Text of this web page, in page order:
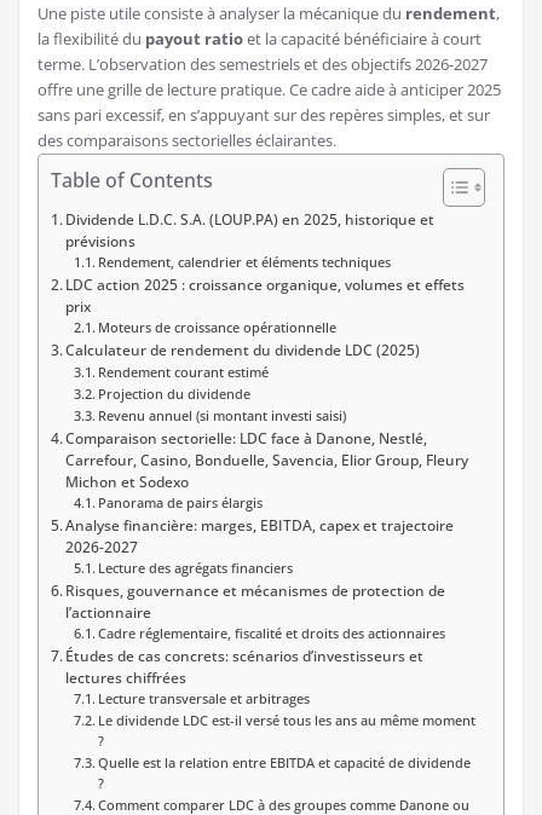
Une piste utile consiste à analyser la mécanique du rendement,
la flexibilité du payout ratioet la capacité bénéficiaire à court
terme. L’observation des semestriels et des objectifs 2026-2027
offre une grille de lecture pratique. Ce cadre aide à anticiper 2025
sans pari excessif, en s’appuyant sur des repères simples, et sur
des comparaisons sectorielles éclairantes.
Table of Contents
Dividende L.D.C. S.A. (LOUP.PA) en 2025, historique et
prévisions
Rendement, calendrier et éléments techniques
LDC action 2025 : croissance organique, volumes et effets
prix
Moteurs de croissance opérationnelle
Calculateur de rendement du dividende LDC (2025)
Rendement courant estimé
Projection du dividende
Revenu annuel (si montant investi saisi)
Comparaison sectorielle: LDC face à Danone, Nestlé,
Carrefour, Casino, Bonduelle, Savencia, Elior Group, Fleury
Michon et Sodexo
Panorama de pairs élargis
Analyse financière: marges, EBITDA, capex et trajectoire
2026-2027
Lecture des agrégats financiers
Risques, gouvernance et mécanismes de protection de
l’actionnaire
Cadre réglementaire, fiscalité et droits des actionnaires
Études de cas concrets: scénarios d’investisseurs et
lectures chiffrées
Lecture transversale et arbitrages
Le dividende LDC est-il versé tous les ans au même moment
?
Quelle est la relation entre EBITDA et capacité de dividende
?
Comment comparer LDC à des groupes comme Danone ou